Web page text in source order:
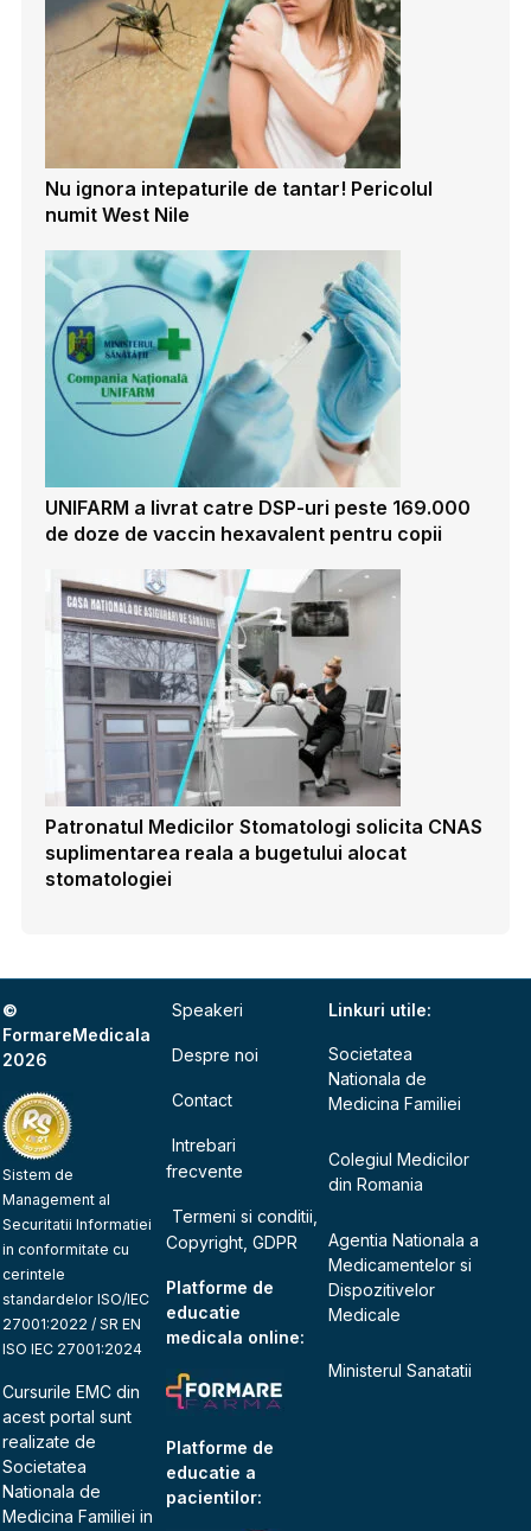
Nu ignora intepaturile de tantar! Pericolul
numit West Nile
UNIFARM a livrat catre DSP-uri peste 169.000
de doze de vaccin hexavalent pentru copii
Patronatul Medicilor Stomatologi solicita CNAS
suplimentarea reala a bugetului alocat
stomatologiei
©
FormareMedicala
2026
Sistem de
Management al
Securitatii Informatiei
in conformitate cu
cerintele
standardelor ISO/IEC
27001:2022 / SR EN
ISO IEC 27001:2024
Cursurile EMC din
acest portal sunt
realizate de
Societatea
Nationala de
Medicina Familiei in
Speakeri
Despre noi
Contact
Intrebari
frecvente
Termeni si conditii,
Copyright, GDPR
Platforme de
educatie
medicala online:
Platforme de
educatie a
pacientilor:
Linkuri utile:
Societatea
Nationala de
Medicina Familiei
Colegiul Medicilor
din Romania
Agentia Nationala a
Medicamentelor si
Dispozitivelor
Medicale
Ministerul Sanatatii